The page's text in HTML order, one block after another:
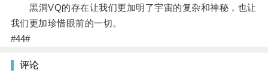
黑洞VQ的存在让我们更加明了宇宙的复杂和神秘，也让
我们更加珍惜眼前的一切。
#44#
评论